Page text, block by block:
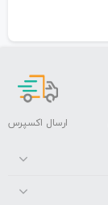
ارسال اکسپرس